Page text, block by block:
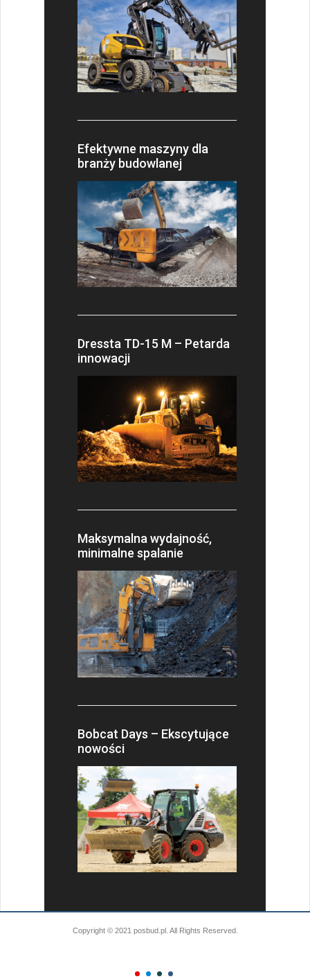
Efektywne maszyny dla
branży budowlanej
Dressta TD-15 M – Petarda
innowacji
Maksymalna wydajność,
minimalne spalanie
Bobcat Days – Ekscytujące
nowości
Copyright © 2021 posbud.pl. All Rights Reserved.